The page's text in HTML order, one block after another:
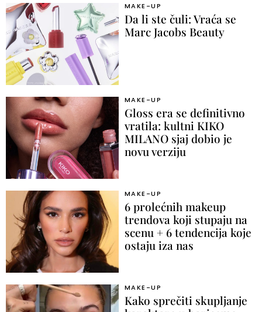
MAKE-UP
Da li ste čuli: Vraća se
Marc Jacobs Beauty
MAKE-UP
Gloss era se definitivno
vratila: kultni KIKO
MILANO sjaj dobio je
novu verziju
MAKE-UP
6 prolećnih makeup
trendova koji stupaju na
scenu + 6 tendencija koje
ostaju iza nas
MAKE-UP
Kako sprečiti skupljanje